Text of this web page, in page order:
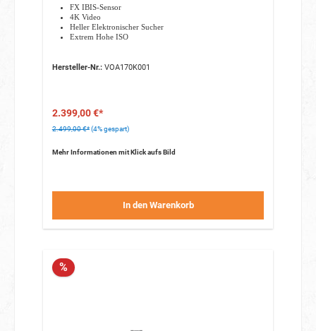
FX IBIS-Sensor
4K Video
Heller Elektronischer Sucher
Extrem Hohe ISO
Hersteller-Nr.:VOA170K001
2.399,00 €*
2.499,00 €* (4% gespart)
Mehr Informationen mit Klick aufs Bild
In den Warenkorb
%